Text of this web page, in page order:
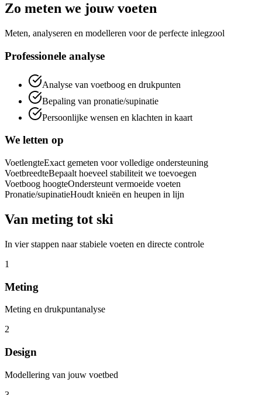
Zo meten we jouw voeten
Meten, analyseren en modelleren voor de perfecte inlegzool
Professionele analyse
Analyse van voetboog en drukpunten
Bepaling van pronatie/supinatie
Persoonlijke wensen en klachten in kaart
We letten op
VoetlengteExact gemeten voor volledige ondersteuning
VoetbreedteBepaalt hoeveel stabiliteit we toevoegen
Voetboog hoogteOndersteunt vermoeide voeten
Pronatie/supinatieHoudt knieën en heupen in lijn
Van meting tot ski
In vier stappen naar stabiele voeten en directe controle
1
Meting
Meting en drukpuntanalyse
2
Design
Modellering van jouw voetbed